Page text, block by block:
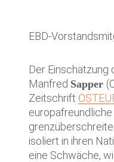
EBD-
Der
Manfred Sapper
Zeitschrift
isoliert in ihren
eine Schwäche,